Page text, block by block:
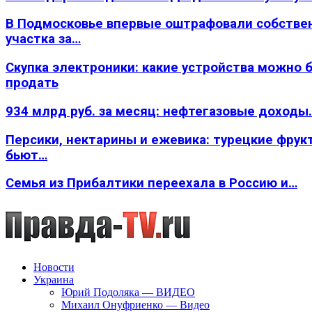
В Подмосковье впервые оштрафовали
участка за…
Скупка электроники: какие устройства можно
продать
934 млрд руб. за месяц: нефтегазовые
Персики, нектарины и ежевика: турецкие
бьют…
Семья из Прибалтики переехала в Россию и…
Новости
Украина
Юрий Подоляка — ВИДЕО
Михаил Онуфриенко — Видео